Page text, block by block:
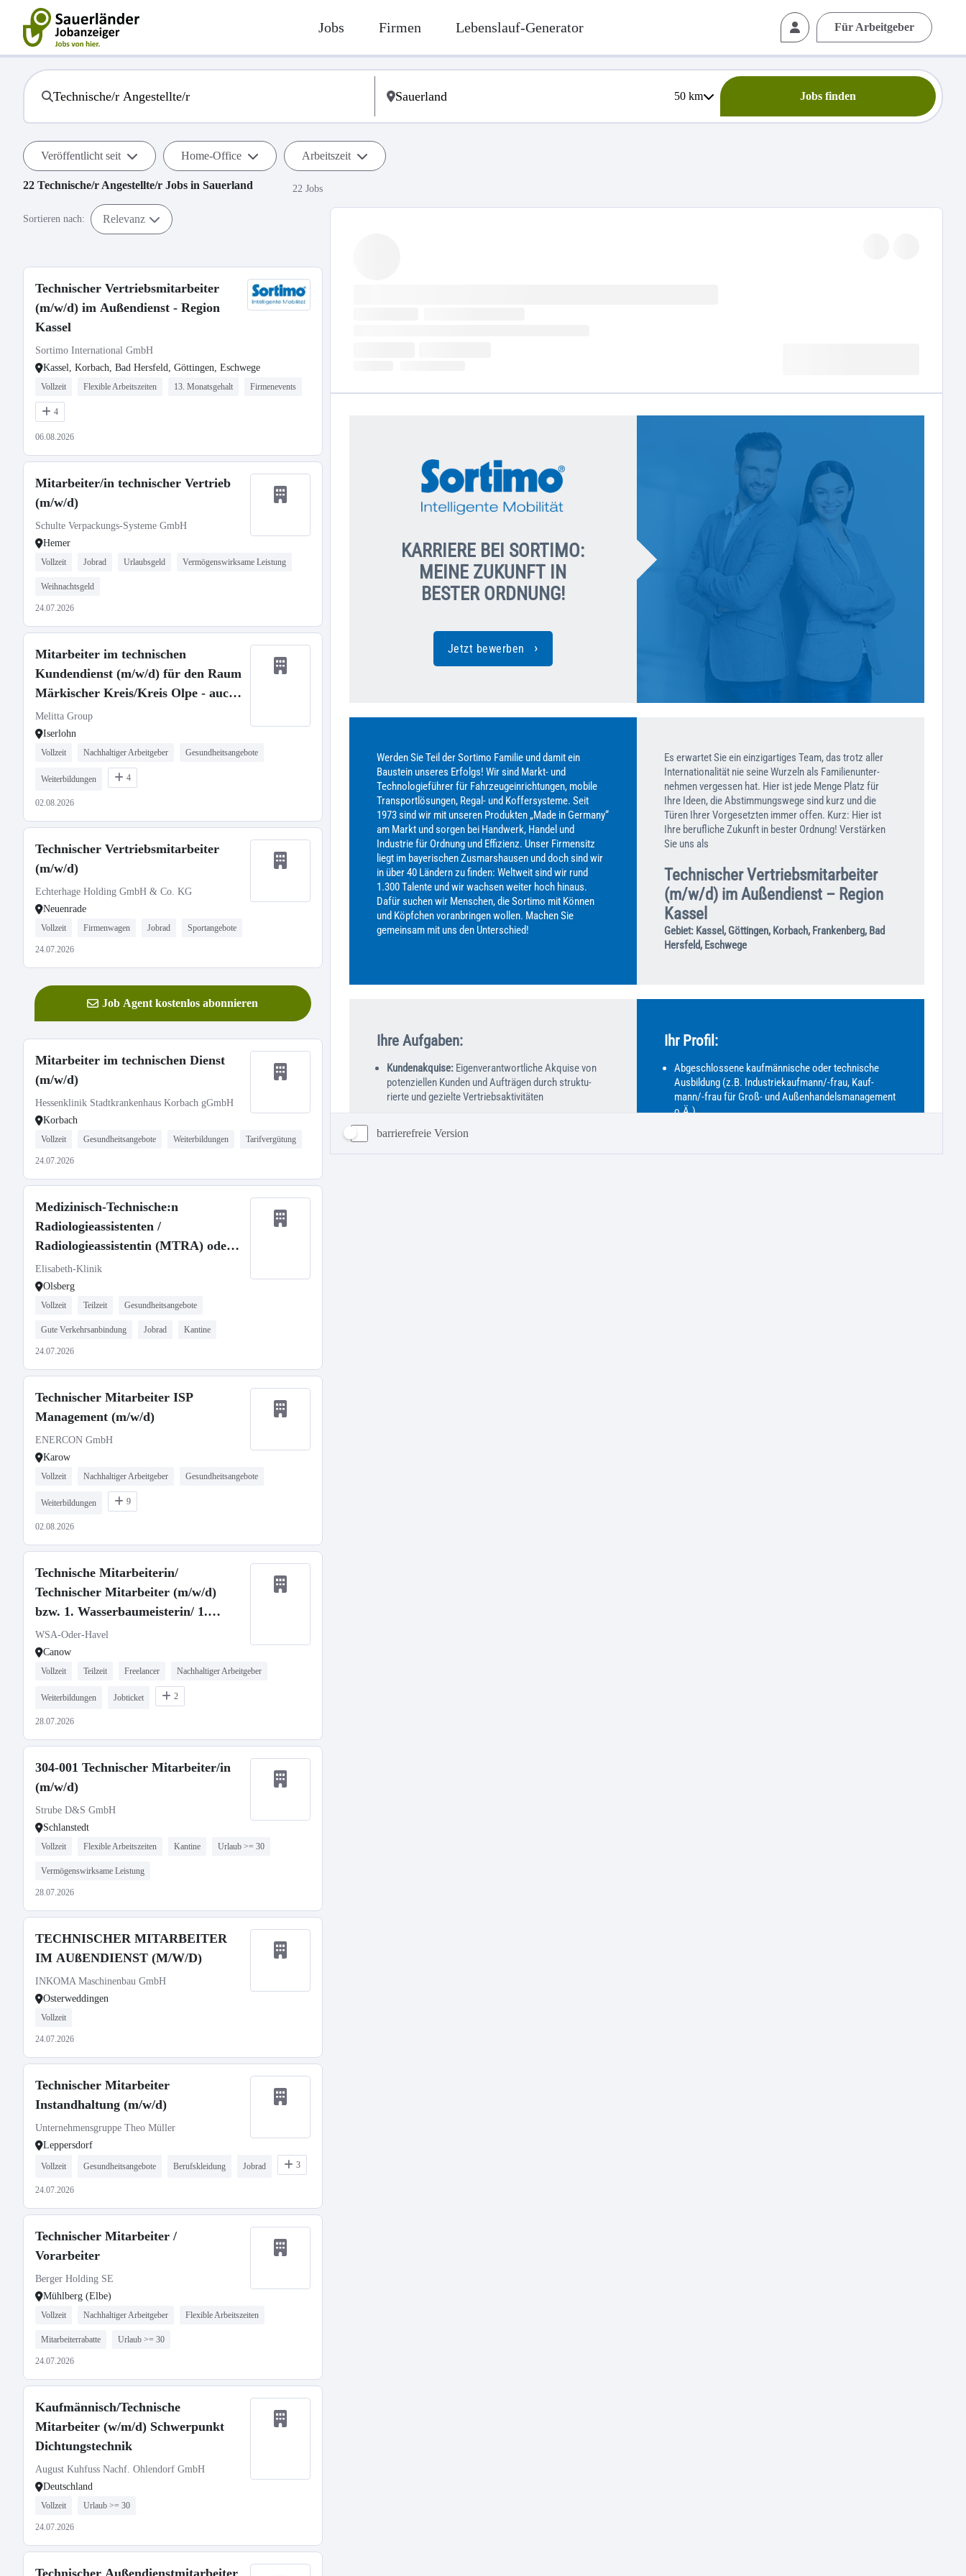
Jobs Firmen Lebenslauf-Generator Für Arbeitgeber
50km Jobs finden
Veröffentlicht seit Home-Office Arbeitszeit
22 Technische/r Angestellte/r Jobs in Sauerland 22 Jobs
Sortieren nach: Relevanz
Technischer Vertriebsmitarbeiter
(m/w/d) im Außendienst - Region
Kassel
Sortimo International GmbH
Kassel, Korbach, Bad Hersfeld, Göttingen, Eschwege
Vollzeit Flexible Arbeitszeiten 13. Monatsgehalt Firmenevents
4
06.08.2026
Mitarbeiter/in technischer Vertrieb
(m/w/d)
Schulte Verpackungs-Systeme GmbH
Hemer
Vollzeit Jobrad Urlaubsgeld Vermögenswirksame Leistung
Weihnachtsgeld
24.07.2026
Mitarbeiter im technischen
Kundendienst (m/w/d) für den Raum
Märkischer Kreis/Kreis Olpe - auch
Quereinsteiger willkommen!
Melitta Group
Iserlohn
Vollzeit Nachhaltiger Arbeitgeber Gesundheitsangebote
Weiterbildungen 4
02.08.2026
Technischer Vertriebsmitarbeiter
(m/w/d)
Echterhage Holding GmbH & Co. KG
Neuenrade
Vollzeit Firmenwagen Jobrad Sportangebote
24.07.2026
Job Agent kostenlos abonnieren
Mitarbeiter im technischen Dienst
(m/w/d)
Hessenklinik Stadtkrankenhaus Korbach gGmbH
Korbach
Vollzeit Gesundheitsangebote Weiterbildungen Tarifvergütung
24.07.2026
Medizinisch-Technische:n
Radiologieassistenten /
Radiologieassistentin (MTRA) oder
Medizinische:n Fachangestellte:n
(MFA) mit Röntgenschein (m/w/d) in
Teilzeit
Elisabeth-Klinik
Olsberg
Vollzeit Teilzeit Gesundheitsangebote
Gute Verkehrsanbindung Jobrad Kantine
24.07.2026
Technischer Mitarbeiter ISP
Management (m/w/d)
ENERCON GmbH
Karow
Vollzeit Nachhaltiger Arbeitgeber Gesundheitsangebote
Weiterbildungen 9
02.08.2026
Technische Mitarbeiterin/
Technischer Mitarbeiter (m/w/d)
bzw. 1. Wasserbaumeisterin/ 1.
Wasserbaumeister (m/w/d)
WSA-Oder-Havel
Canow
Vollzeit Teilzeit Freelancer Nachhaltiger Arbeitgeber
Weiterbildungen Jobticket 2
28.07.2026
304-001 Technischer Mitarbeiter/in
(m/w/d)
Strube D&S GmbH
Schlanstedt
Vollzeit Flexible Arbeitszeiten Kantine Urlaub >= 30
Vermögenswirksame Leistung
28.07.2026
TECHNISCHER MITARBEITER
IM AUßENDIENST (M/W/D)
INKOMA Maschinenbau GmbH
Osterweddingen
Vollzeit
24.07.2026
Technischer Mitarbeiter
Instandhaltung (m/w/d)
Unternehmensgruppe Theo Müller
Leppersdorf
Vollzeit Gesundheitsangebote Berufskleidung Jobrad 3
24.07.2026
Technischer Mitarbeiter /
Vorarbeiter
Berger Holding SE
Mühlberg (Elbe)
Vollzeit Nachhaltiger Arbeitgeber Flexible Arbeitszeiten
Mitarbeiterrabatte Urlaub >= 30
24.07.2026
Kaufmännisch/Technische
Mitarbeiter (w/m/d) Schwerpunkt
Dichtungstechnik
August Kuhfuss Nachf. Ohlendorf GmbH
Deutschland
Vollzeit Urlaub >= 30
24.07.2026
Technischer Außendienstmitarbeiter
barrierefreie Version